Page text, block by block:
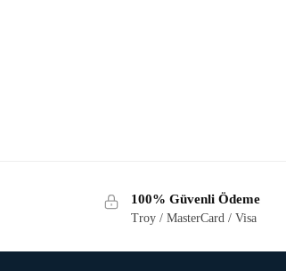
100% Güvenli Ödeme
Troy / MasterCard / Visa